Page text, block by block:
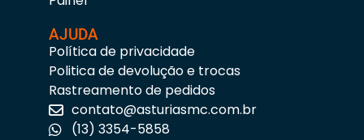
AJUDA
Política de privacidade
Politica de devolução e trocas
Rastreamento de pedidos
contato@asturiasmc.com.br
(13) 3354-5858